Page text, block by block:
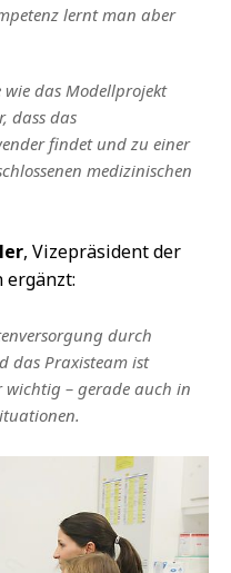
lernt man aber
wie das Modellprojekt
dass das
findet und zu einer
medizinischen
, Vizepräsident der
ergänzt:
durch
das Praxisteam ist
wichtig – gerade auch in